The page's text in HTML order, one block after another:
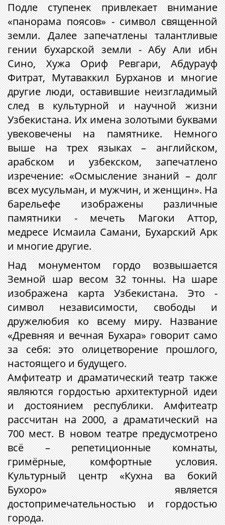
Подле ступенек привлекает внимание
«панорама поясов» - символ священной
земли. Далее запечатлены талантливые
гении бухарской земли - Абу Али ибн
Сино, Хужа Ориф Ревгари, Абдурауф
Фитрат, Мутаваккил Бурханов и многие
другие люди, оставившие неизгладимый
след в культурной и научной жизни
Узбекистана. Их имена золотыми буквами
увековечены на памятнике. Немного
выше на трех языках – английском,
арабском и узбекском, запечатлено
изречение: «Осмысление знаний – долг
всех мусульман, и мужчин, и женщин». На
барельефе изображены различные
памятники - мечеть Магоки Аттор,
медресе Исмаила Самани, Бухарский Арк
и многие другие.
Над монументом гордо возвышается
Земной шар весом 32 тонны. На шаре
изображена карта Узбекистана. Это -
символ независимости, свободы и
дружелюбия ко всему миру. Название
«Древняя и вечная Бухара» говорит само
за себя: это олицетворение прошлого,
настоящего и будущего.
Амфитеатр и драматический театр также
являются гордостью архитектурной идеи
и достоянием республики. Амфитеатр
рассчитан на 2000, а драматический на
700 мест. В новом театре предусмотрено
всё – репетиционные комнаты,
гримёрные, комфортные условия.
Культурный центр «Кухна ва бокий
Бухоро» является
достопримечательностью и гордостью
города.